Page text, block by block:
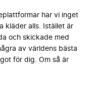
har vi inget
kläder alls. Istället är
och skickade med
av världens bästa
för dig. Om så är